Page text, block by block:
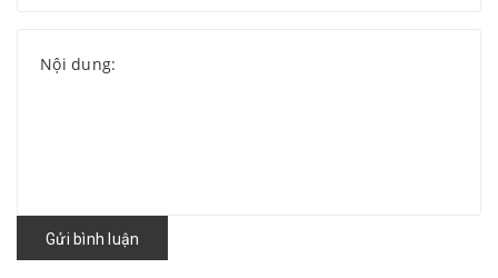
Gửi bình luận